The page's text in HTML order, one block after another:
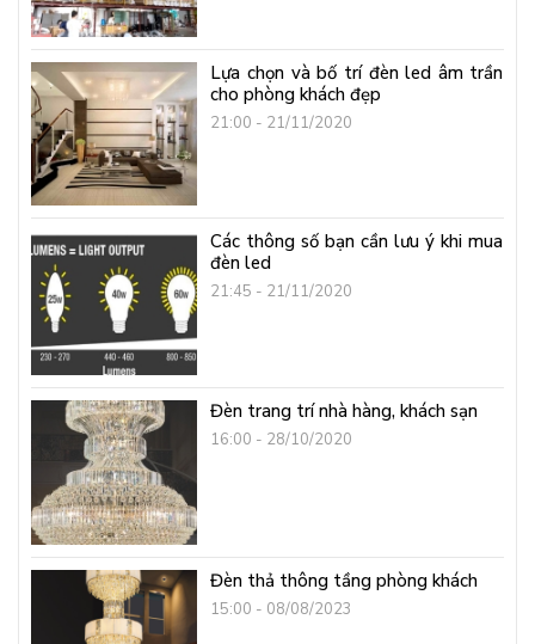
Lựa chọn và bố trí đèn led âm trần
cho phòng khách đẹp
21:00 - 21/11/2020
Các thông số bạn cần lưu ý khi mua
đèn led
21:45 - 21/11/2020
Đèn trang trí nhà hàng, khách sạn
16:00 - 28/10/2020
Đèn thả thông tầng phòng khách
15:00 - 08/08/2023